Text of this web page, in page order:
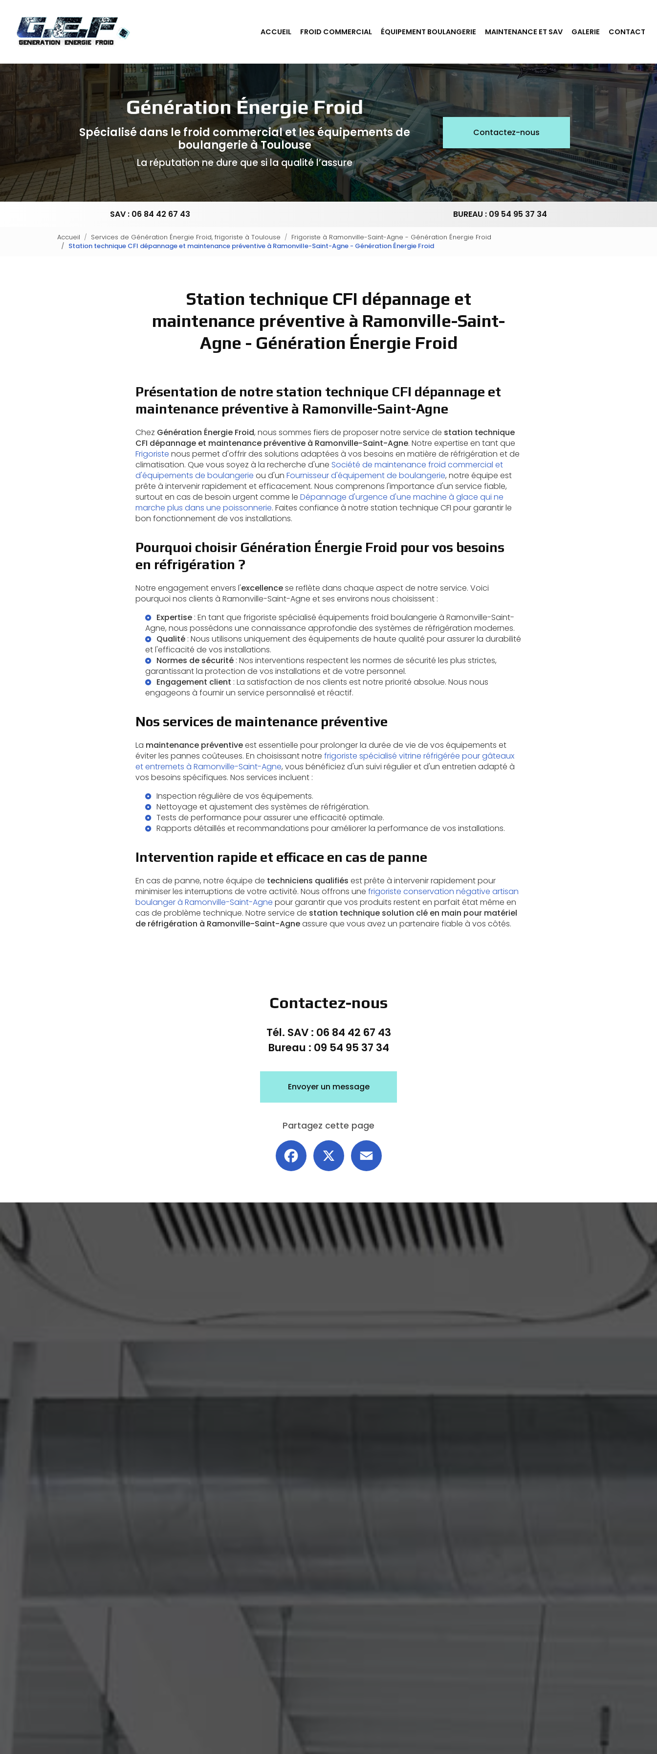
contenu
principal
ACCUEIL FROID COMMERCIAL ÉQUIPEMENT BOULANGERIE MAINTENANCE ET SAV GALERIE CONTACT
Spécialisé dans le froid commercial et les équipements de
boulangerie à Toulouse
La réputation ne dure que si la qualité l’assure
Contactez-nous
SAV : 06 84 42 67 43 BUREAU : 09 54 95 37 34
Accueil Services de Génération Énergie Froid, frigoriste à Toulouse
Frigoriste à Ramonville-Saint-Agne - Génération Énergie Froid
Station technique CFI dépannage et maintenance préventive à Ramonville-Saint-Agne - Génération Énergie Froid
Station technique CFI dépannage et
maintenance préventive à Ramonville-Saint-
Agne - Génération Énergie Froid
Présentation de notre station technique CFI dépannage et
maintenance préventive à Ramonville-Saint-Agne
Chez Génération Énergie Froid, nous sommes fiers de proposer notre service de station technique
CFI dépannage et maintenance préventive à Ramonville-Saint-Agne. Notre expertise en tant que
Frigoriste nous permet d'offrir des solutions adaptées à vos besoins en matière de réfrigération et de
climatisation. Que vous soyez à la recherche d'une Société de maintenance froid commercial et
d'équipements de boulangerie ou d'un Fournisseur d'équipement de boulangerie, notre équipe est
prête à intervenir rapidement et efficacement. Nous comprenons l'importance d'un service fiable,
surtout en cas de besoin urgent comme le Dépannage d'urgence d'une machine à glace qui ne
marche plus dans une poissonnerie. Faites confiance à notre station technique CFI pour garantir le
bon fonctionnement de vos installations.
Pourquoi choisir Génération Énergie Froid pour vos besoins
en réfrigération ?
Notre engagement envers l'excellencese reflète dans chaque aspect de notre service. Voici
pourquoi nos clients à Ramonville-Saint-Agne et ses environs nous choisissent :
Expertise : En tant que frigoriste spécialisé équipements froid boulangerie à Ramonville-Saint-
Agne, nous possédons une connaissance approfondie des systèmes de réfrigération modernes.
Qualité : Nous utilisons uniquement des équipements de haute qualité pour assurer la durabilité
et l'efficacité de vos installations.
Normes de sécurité : Nos interventions respectent les normes de sécurité les plus strictes,
garantissant la protection de vos installations et de votre personnel.
Engagement client : La satisfaction de nos clients est notre priorité absolue. Nous nous
engageons à fournir un service personnalisé et réactif.
Nos services de maintenance préventive
La maintenance préventiveest essentielle pour prolonger la durée de vie de vos équipements et
éviter les pannes coûteuses. En choisissant notre frigoriste spécialisé vitrine réfrigérée pour gâteaux
et entremets à Ramonville-Saint-Agne, vous bénéficiez d'un suivi régulier et d'un entretien adapté à
vos besoins spécifiques. Nos services incluent :
Inspection régulière de vos équipements.
Nettoyage et ajustement des systèmes de réfrigération.
Tests de performance pour assurer une efficacité optimale.
Rapports détaillés et recommandations pour améliorer la performance de vos installations.
Intervention rapide et efficace en cas de panne
En cas de panne, notre équipe de techniciens qualifiés est prête à intervenir rapidement pour
minimiser les interruptions de votre activité. Nous offrons une frigoriste conservation négative artisan
boulanger à Ramonville-Saint-Agne pour garantir que vos produits restent en parfait état même en
cas de problème technique. Notre service de station technique solution clé en main pour matériel
de réfrigération à Ramonville-Saint-Agneassure que vous avez un partenaire fiable à vos côtés.
Contactez-nous
Tél. SAV : 06 84 42 67 43
Bureau : 09 54 95 37 34
Envoyer un message
Partagez cette page
Facebook